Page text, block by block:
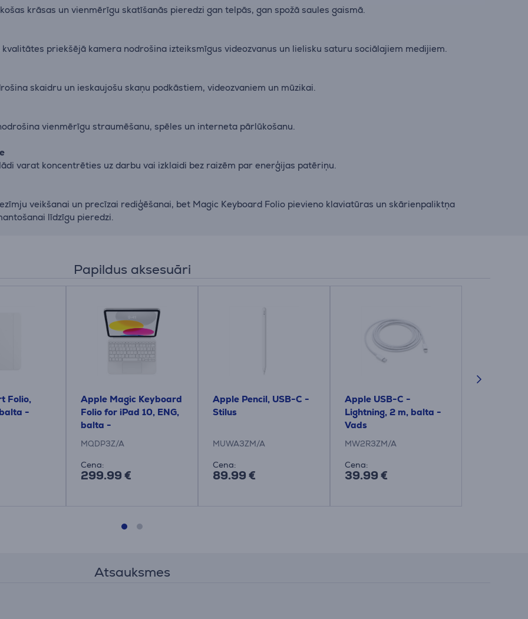
krāsas un vienmērīgu skatīšanās pieredzi gan telpās, gan spožā saules gaismā.
priekšējā kamera nodrošina izteiksmīgus videozvanus un lielisku saturu sociālajiem medijiem.
skaidru un ieskaujošu skaņu podkāstiem, videozvaniem un mūzikai.
vienmērīgu straumēšanu, spēles un interneta pārlūkošanu.
varat koncentrēties uz darbu vai izklaidi bez raizēm par enerģijas patēriņu.
veikšanai un precīzai rediģēšanai, bet Magic Keyboard Folio pievieno klaviatūras un skārienpaliktņa
līdzīgu pieredzi.
Papildus aksesuāri
Folio,
-
Apple Magic Keyboard
Folio for iPad 10, ENG,
balta -
Klaviatūra/apvalks
MQDP3Z/A
Cena:
299.99 €
Apple Pencil, USB-C -
Stilus
MUWA3ZM/A
Cena:
89.99 €
Apple USB-C -
Lightning, 2 m, balta -
Vads
MW2R3ZM/A
Cena:
39.99 €
Atsauksmes